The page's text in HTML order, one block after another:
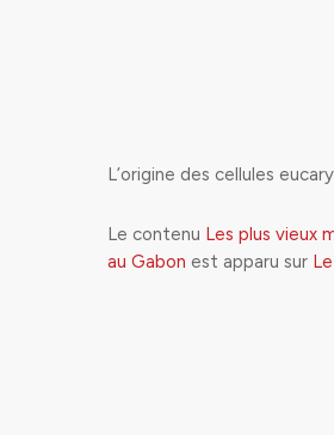
L’origine des cellules
Le contenu Les plus vieux
au Gabon est apparu sur